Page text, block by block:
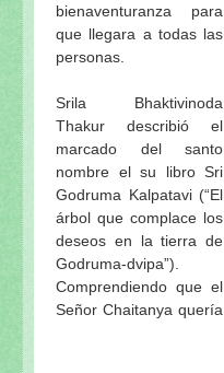
bienaventuranza para
que llegara a todas las
personas.
Srila Bhaktivinoda
Thakur describió el
marcado del santo
nombre el su libro Sri
Godruma Kalpatavi (“El
árbol que complace los
deseos en la tierra de
Godruma-dvipa”).
Comprendiendo que el
Señor Chaitanya quería